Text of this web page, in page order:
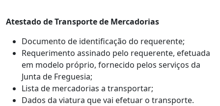
Atestado de Transporte de Mercadorias
Documento de identificação do requerente;
Requerimento assinado pelo requerente, efetuada
em modelo próprio, fornecido pelos serviços da
Junta de Freguesia;
Lista de mercadorias a transportar;
Dados da viatura que vai efetuar o transporte.